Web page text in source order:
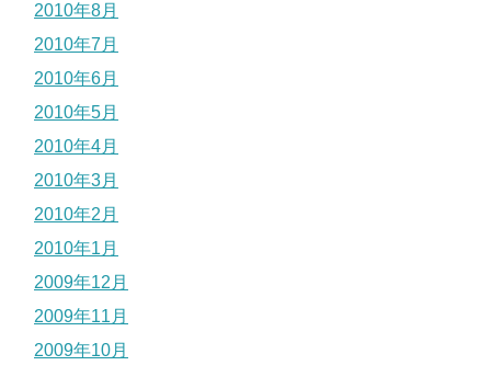
2010年8月
2010年7月
2010年6月
2010年5月
2010年4月
2010年3月
2010年2月
2010年1月
2009年12月
2009年11月
2009年10月